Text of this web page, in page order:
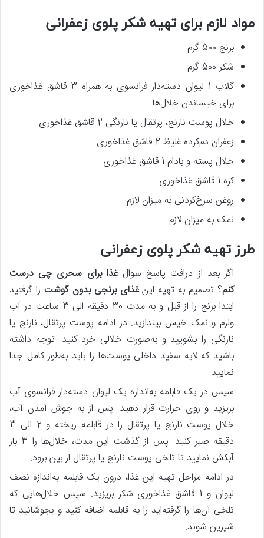
مواد لازم برای تهیه شکر پلوی زعفرانی
برنج 500 گرم
شکر 500 گرم
گلاب 1 لیوان دسته‌دار فرانسوی به همراه 3 قاشق غذاخوری
برای خیساندن خلال‌ها
خلال پوست نارنج، پرتقال یا نارنگی 2 قاشق غذاخوری
زعفران دم‌کرده غلیظ 2 قاشق غذاخوری
خلال پسته و بادام 1 قاشق غذاخوری
کره 1 قاشق غذاخوری
روغن سرخ‌کردنی به میزان لازم
نمک به میزان لازم
طرز تهیه شکر پلوی زعفرانی
اگر بعد از درافت پاسخ سوالغذا برای سحری چی درست
کنم؟ تصمیم به تهیه اینغذای برنجی بدون گوشت را گرفتید
ابتدا برنج را از قبل و به مدت 30 دقیقه الی 3 ساعت در آب
ولرم و نمک خیس بیندازید. در ادامه پوست پرتقال، نارنج یا
نارنگی را بشویید و به‌صورت خلالی خرد کنید. توجه داشته
باشید که لایه سفید داخلی پوست‌ها را باید به‌طور کامل جدا
نمایید.
سپس در یک قابلمه به‌اندازه یک لیوان دسته‌دار فرانسوی آب
بریزید و روی حرارت قرار دهید. پس از به جوش آمدن آب،
خلال پوست نارنج یا پرتقال را در قابلمه ریخته و 2 الی 3
دقیقه صبر کنید. پس‌ از گذشت این مدت، خلال‌ها را 3 بار
آبکش نمایید تا تلخی پوست نارنج یا پرتقال از بین برود.
در ادامه مراحل تهیه این غذا، درون یک قابلمه به‌اندازه نصف
لیوان و 1 قاشق غذاخوری شکر بریزید. سپس خلال‌هایی که
تلخی آن‌ها را گرفته‌اید را به قابلمه اضافه کنید و بجوشانید تا
شیرین شوند.